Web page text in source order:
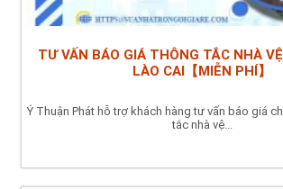
TƯ VẤN BÁO GIÁ THÔNG TẮC NHÀ
LÀO CAI【MIỄN PHÍ】
Ý Thuận Phát hỗ trợ khách hàng tư vấn báo giá
tắc nhà vệ...